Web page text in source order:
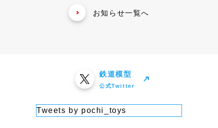
お知らせ一覧へ
鉄道模型
公式Twitter
Tweets by pochi_toys